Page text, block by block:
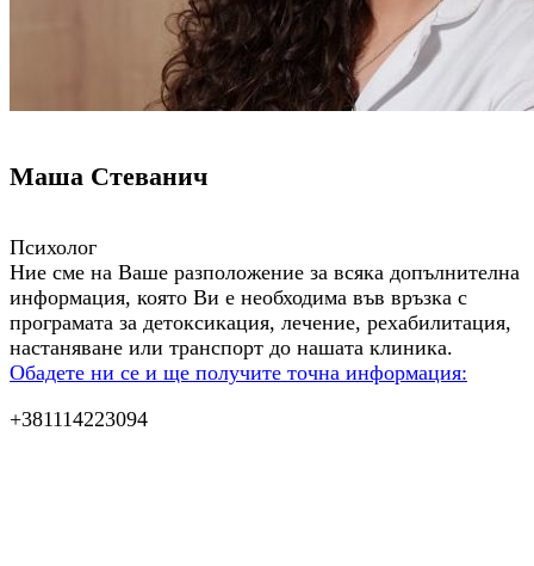
Маша Стеванич
Психолог
Ние сме на Ваше разположение за всяка допълнителна
информация, която Ви е необходима във връзка с
програмата за детоксикация, лечение, рехабилитация,
настаняване или транспорт до нашата клиника.
Обадете ни се и ще получите точна информация:
+381114223094